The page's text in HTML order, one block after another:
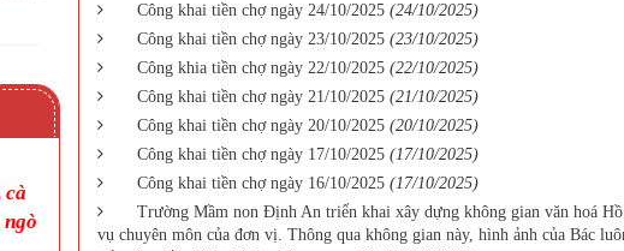
Công khai tiền chợ ngày 24/10/2025 (24/10/2025)
Công khai tiền chợ ngày 23/10/2025 (23/10/2025)
Công khia tiền chợ ngày 22/10/2025 (22/10/2025)
Công khai tiền chợ ngày 21/10/2025 (21/10/2025)
Công khai tiền chợ ngày 20/10/2025 (20/10/2025)
Công khai tiền chợ ngày 17/10/2025 (17/10/2025)
Công khai tiền chợ ngày 16/10/2025 (17/10/2025)
Trường Mầm non Định An triển khai xây dựng không gian văn hoá
vụ chuyên môn của đơn vị. Thông qua không gian này, hình ảnh của Bác
cà